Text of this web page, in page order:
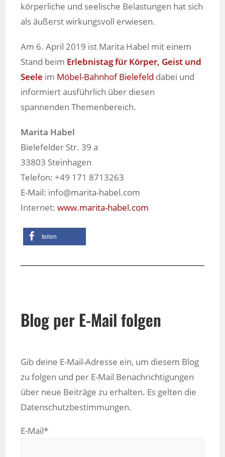
körperliche und seelische Belastungen hat sich
als äußerst wirkungsvoll erwiesen.
Am 6. April 2019 ist Marita Habel mit einem
Stand beim Erlebnistag für Körper, Geist und
Seele im Möbel-Bahnhof Bielefeld dabei und
informiert ausführlich über diesen
spannenden Themenbereich.
Marita Habel
Bielefelder Str. 39 a
33803 Steinhagen
Telefon: +49 171 8713263
E-Mail: info@marita-habel.com
Internet:www.marita-habel.com
teilen
Blog per E-Mail folgen
Gib deine E-Mail-Adresse ein, um diesem Blog
zu folgen und per E-Mail Benachrichtigungen
über neue Beiträge zu erhalten. Es gelten die
Datenschutzbestimmungen.
E-Mail*